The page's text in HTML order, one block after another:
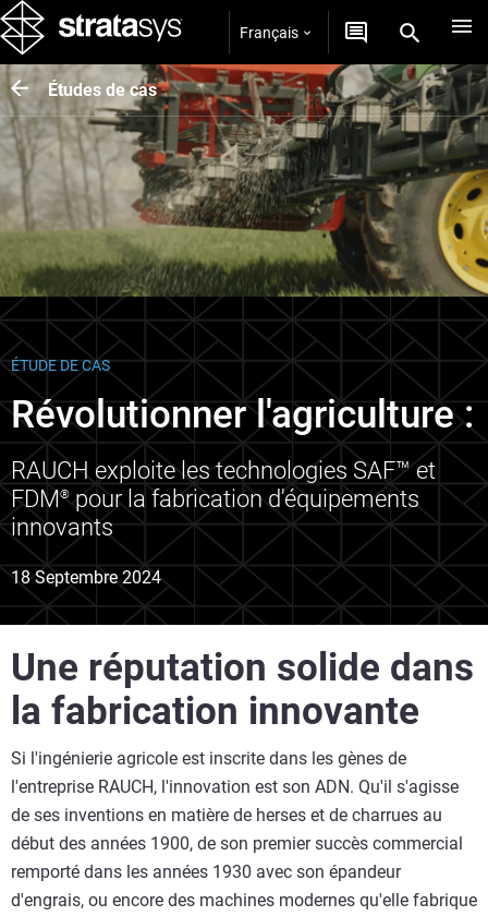
Français
Études de cas
ÉTUDE DE CAS
Révolutionner l'agriculture :
RAUCH exploite les technologies SAF™ et
FDM®pour la fabrication d'équipements
innovants
18 Septembre 2024
Une réputation solide dans
la fabrication innovante
Si l'ingénierie agricole est inscrite dans les gènes de
l'entreprise RAUCH, l'innovation est son ADN. Qu'il s'agisse
de ses inventions en matière de herses et de charrues au
début des années 1900, de son premier succès commercial
remporté dans les années 1930 avec son épandeur
d'engrais, ou encore des machines modernes qu'elle fabrique